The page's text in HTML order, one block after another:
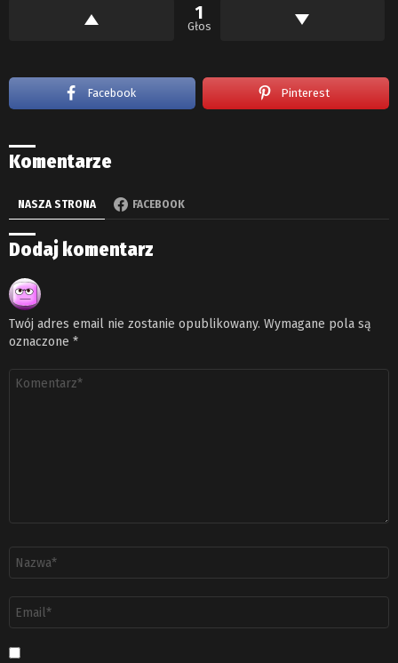
1
Głos
Facebook Pinterest
Komentarze
NASZA STRONA FACEBOOK
Dodaj komentarz
Twój adres email nie zostanie opublikowany. Wymagane pola są
oznaczone *
Komentarz
email
*